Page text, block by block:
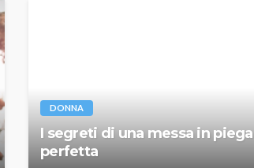
DONNA
I segreti di una messa in piega
perfetta